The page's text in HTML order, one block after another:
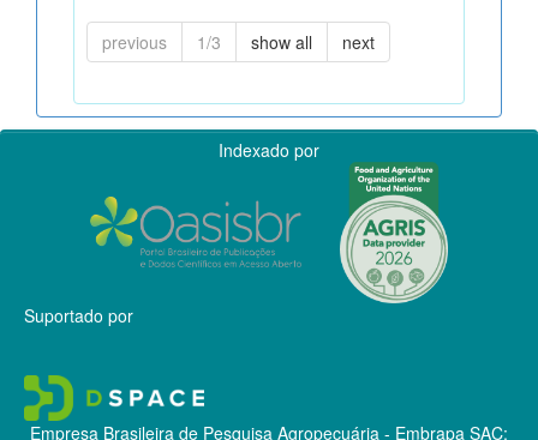
previous 1/3 show all next
Indexado por
Suportado por
Empresa Brasileira de Pesquisa Agropecuária - Embrapa SAC: